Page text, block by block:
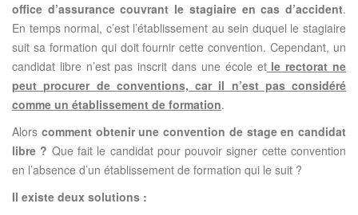
office d’assurance couvrant le stagiaire en cas d’accident.
En temps normal, c’est l’établissement au sein duquel le stagiaire
suit sa formation qui doit fournir cette convention. Cependant, un
candidat libre n’est pas inscrit dans une école etle rectorat ne
peut procurer de conventions, car il n’est pas considéré
comme un établissement de formation.
Alors comment obtenir une convention de stage en candidat
libre ? Que fait le candidat pour pouvoir signer cette convention
en l’absence d’un établissement de formation qui le suit ?
Il existe deux solutions :